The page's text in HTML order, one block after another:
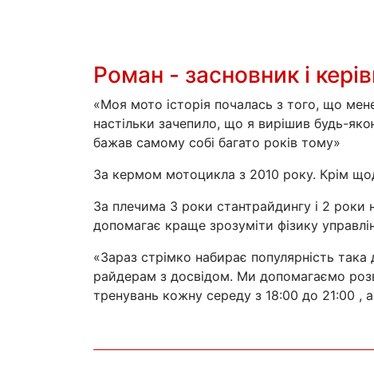
Роман - засновник і
«Моя мото історія почалась з того, що
настільки зачепило, що я вирішив будь-
бажав самому собі багато років тому»
За кермом мотоцикла з 2010 року. Крім
За плечима 3 роки стантрайдингу і 2 роки
допомагає краще зрозуміти фізику
«Зараз стрімко набирає популярність
райдерам з досвідом. Ми допомагаємо
тренувань кожну середу з 18:00 до 21:00 ,